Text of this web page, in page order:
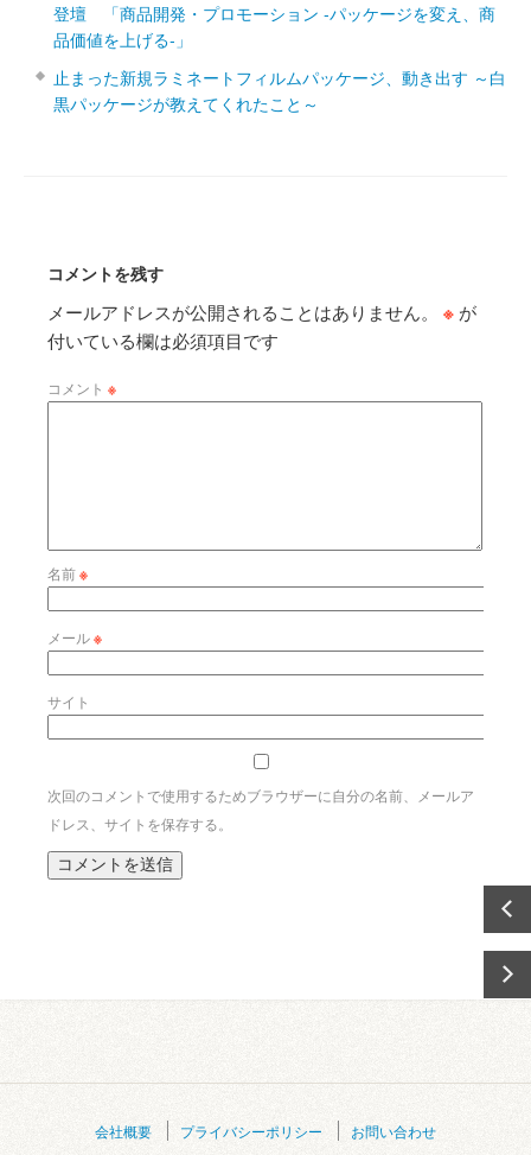
登壇 「商品開発・プロモーション ‐パッケージを変え、商
品価値を上げる‐」
止まった新規ラミネートフィルムパッケージ、動き出す ～白
黒パッケージが教えてくれたこと～
コメントを残す
メールアドレスが公開されることはありません。 ※ が
付いている欄は必須項目です
コメント ※
名前※
メール※
サイト
次回のコメントで使用するためブラウザーに自分の名前、メールア
ドレス、サイトを保存する。
会社概要 プライバシーポリシー お問い合わせ